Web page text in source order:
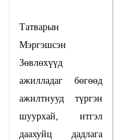
Татварын
Мэргэшсэн
Зөвлөхүүд
ажилладаг бөгөөд
ажилтнууд түргэн
шуурхай, итгэл
даахуйц дадлага